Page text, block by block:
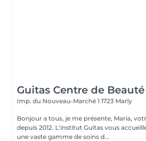
Guitas Centre de Beauté
Imp. du Nouveau-Marché 1 1723 Marly
Bonjour a tous, je me présente, Maria,
depuis 2012. L'institut Guitas vous
une vaste gamme de soins d...